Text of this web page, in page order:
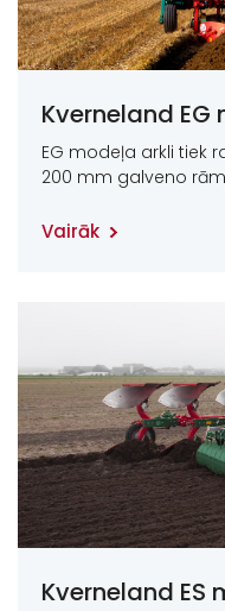
Kverneland
EG modeļa arkli tiek
200 mm galveno
Vairāk
Kverneland ES